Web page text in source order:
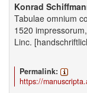
Konrad
Tabulae omnium
1520
Linc.
Permalink:
https://